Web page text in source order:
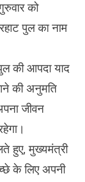
को
पुल का नाम
की आपदा याद
की अनुमति
जीवन
हुए, मुख्यमंत्री
के लिए अपनी